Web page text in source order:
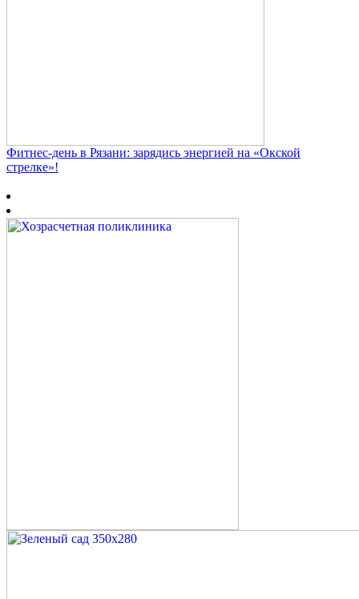
Фитнес‑день в Рязани: зарядись энергией на «Окской
стрелке»!